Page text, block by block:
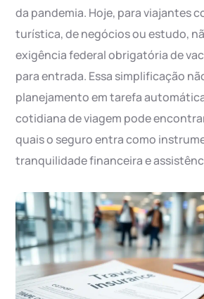
da pandemia. Hoje, para viajantes
turística, de negócios ou estudo,
exigência federal obrigatória de
para entrada. Essa simplificação
planejamento em tarefa
cotidiana de viagem pode
quais o seguro entra como
tranquilidade financeira e